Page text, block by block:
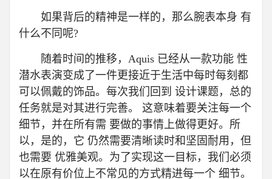
如果背后的精神是一样的，那么腕表本身 有
什么不同呢?
随着时间的推移，Aquis 已经从一款功能 性
潜水表演变成了一件更接近于生活中每时每刻都
可以佩戴的饰品。每次我们回到 设计课题，总的
任务就是对其进行完善。 这意味着要关注每一个
细节，并在所有需 要做的事情上做得更好。所
以，是的，它 仍然需要清晰读时和坚固耐用，但
也需要 优雅美观。为了实现这一目标，我们必须
以在原有价位上不常见的方式精进每一个 细节。